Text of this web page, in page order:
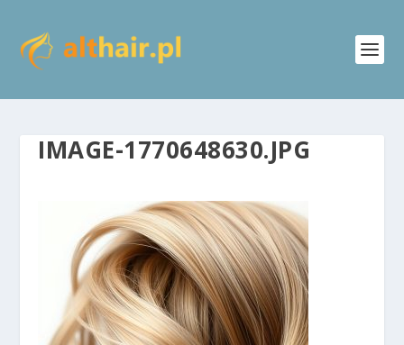
IMAGE-1770648630.JPG